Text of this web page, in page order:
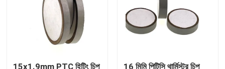
পিটিসি থার্মিস্টর
15x1.9mm PTC হিটিং চিপ 16 মিমি পিটিসি থার্মিস্টর চিপ